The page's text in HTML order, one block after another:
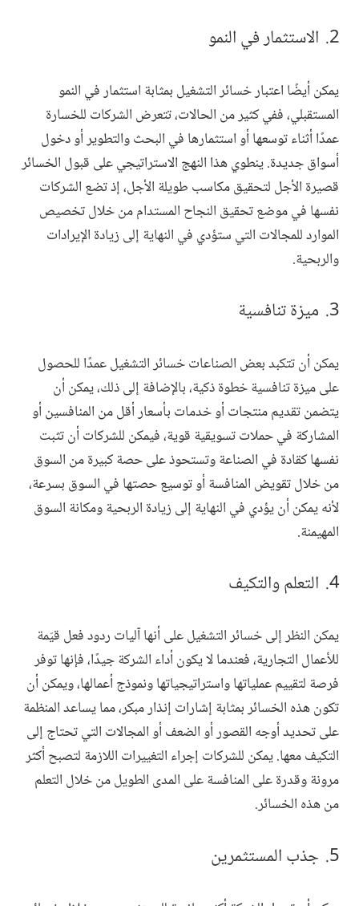
الاستثمار في النمو
يمكن أيضًا اعتبار خسائر التشغيل بمثابة استثمار في النمو
المستقبلي، ففي كثير من الحالات، تتعرض الشركات للخسارة
عمدًا أثناء توسعها أو استثمارها في البحث والتطوير أو دخول
أسواق جديدة. ينطوي هذا النهج الاستراتيجي على قبول الخسائر
قصيرة الأجل لتحقيق مكاسب طويلة الأجل، إذ تضع الشركات
نفسها في موضع تحقيق النجاح المستدام من خلال تخصيص
الموارد للمجالات التي ستؤدي في النهاية إلى زيادة الإيرادات
والربحية.
ميزة تنافسية
يمكن أن تتكبد بعض الصناعات خسائر التشغيل عمدًا للحصول
على ميزة تنافسية خطوة ذكية، بالإضافة إلى ذلك، يمكن أن
يتضمن تقديم منتجات أو خدمات بأسعار أقل من المنافسين أو
المشاركة في حملات تسويقية قوية، فيمكن للشركات أن تثبت
نفسها كقادة في الصناعة وتستحوذ على حصة كبيرة من السوق
من خلال تقويض المنافسة أو توسيع حصتها في السوق بسرعة،
لأنه يمكن أن يؤدي في النهاية إلى زيادة الربحية ومكانة السوق
المهيمنة.
التعلم والتكيف
يمكن النظر إلى خسائر التشغيل على أنها آليات ردود فعل قيّمة
للأعمال التجارية، فعندما لا يكون أداء الشركة جيدًا، فإنها توفر
فرصة لتقييم عملياتها واستراتيجياتها ونموذج أعمالها، ويمكن أن
تكون هذه الخسائر بمثابة إشارات إنذار مبكر، مما يساعد المنظمة
على تحديد أوجه القصور أو الضعف أو المجالات التي تحتاج إلى
التكيف معها. يمكن للشركات إجراء التغييرات اللازمة لتصبح أكثر
مرونة وقدرة على المنافسة على المدى الطويل من خلال التعلم
من هذه الخسائر.
جذب المستثمرين